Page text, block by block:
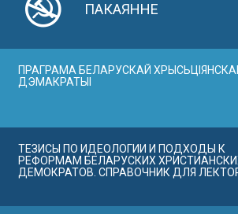
ПАКАЯННЕ
ПРАГРАМА БЕЛАРУСКАЙ
ДЭМАКРАТЫІ
ТЕЗИСЫ ПО ИДЕОЛОГИИ И ПОДХОДЫ К
РЕФОРМАМ БЕЛАРУСКИХ
ДЕМОКРАТОВ. СПРАВОЧНИК ДЛЯ